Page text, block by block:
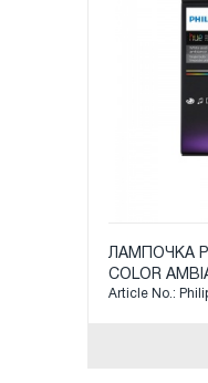
ЛАМПОЧКА
COLOR
2200К-
Article No.: